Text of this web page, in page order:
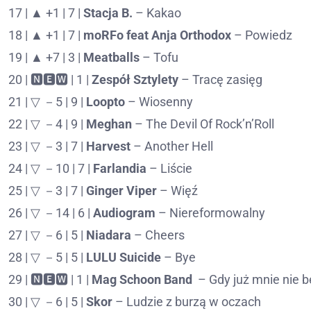
17 | ▲ +1 | 7 | Stacja B. – Kakao
18 | ▲ +1 | 7 | moRFo feat Anja Orthodox – Powiedz
19 | ▲ +7 | 3 | Meatballs – Tofu
20 | 🅽🅴🆆 | 1 | Zespół Sztylety – Tracę zasięg
21 | ▽ －5 | 9 | Loopto – Wiosenny
22 | ▽ －4 | 9 | Meghan – The Devil Of Rock’n’Roll
23 | ▽ －3 | 7 | Harvest – Another Hell
24 | ▽ －10 | 7 | Farlandia – Liście
25 | ▽ －3 | 7 | Ginger Viper – Więź
26 | ▽ －14 | 6 | Audiogram – Niereformowalny
27 | ▽ －6 | 5 | Niadara – Cheers
28 | ▽ －5 | 5 | LULU Suicide – Bye
29 | 🅽🅴🆆 | 1 | Mag Schoon Band – Gdy już mnie nie
30 | ▽ －6 | 5 | Skor – Ludzie z burzą w oczach